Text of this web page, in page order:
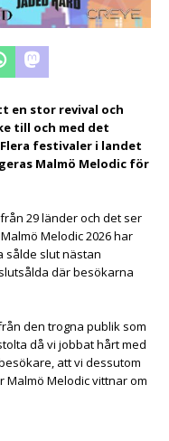
en stor revival och
till och med det
festivaler i landet
Malmö Melodic för
29 länder och det ser
Melodic 2026 har
sålde slut nästan
där besökarna
den trogna publik som
då vi jobbat hårt med
att vi dessutom
Melodic vittnar om